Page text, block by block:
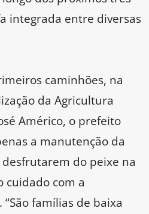
integrada entre diversas
caminhões, na
da Agricultura
Américo, o prefeito
a manutenção da
do peixe na
cuidado com a
famílias de baixa